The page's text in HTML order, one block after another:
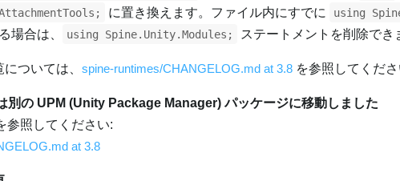
に置き換えます。ファイル内にすでに using
場合は、
using Spine.Unity.Modules; ステートメントを削除でき
ついては、 spine-runtimes/CHANGELOG.md at 3.8 を参照してくださ
別の UPM (Unity Package Manager) パッケージに移動しました
参照してください:
at 3.8